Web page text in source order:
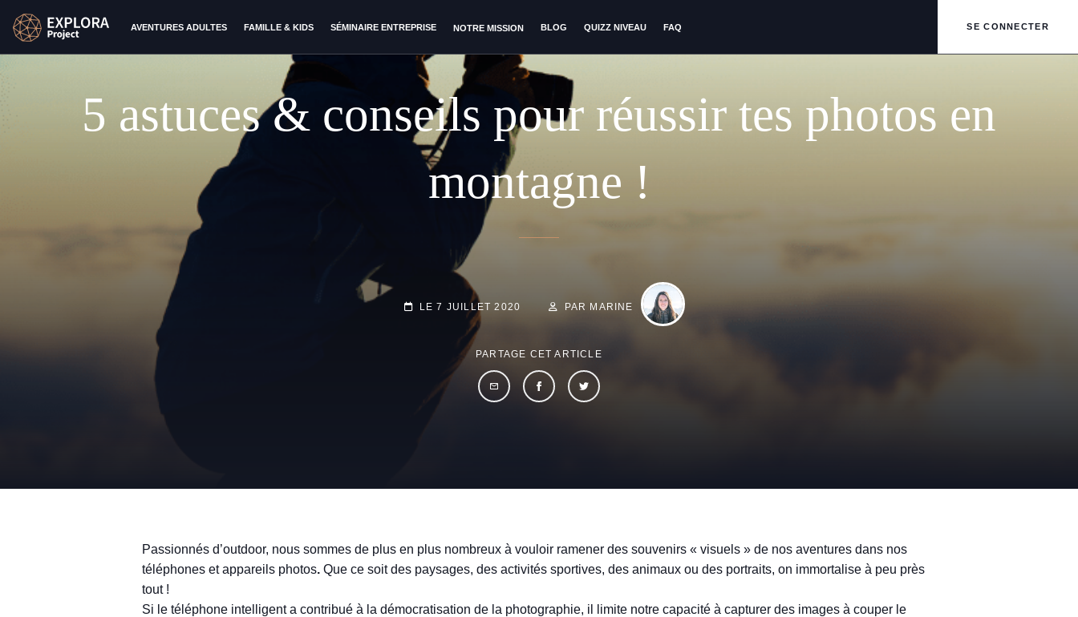
AVENTURES ADULTES FAMILLE & KIDS SÉMINAIRE ENTREPRISE NOTRE MISSION BLOG QUIZZ NIVEAU FAQ SE CONNECTER
5 astuces & conseils pour réussir tes photos en
montagne !
POSTED-
LE7 JUILLET 2020 PAR MARINE
PARTAGE CET ARTICLE
Passionnés d’outdoor, nous sommes de plus en plus nombreux à vouloir ramener des souvenirs « visuels » de nos aventures dans nos
téléphones et appareils photos. Que ce soit des paysages, des activités sportives, des animaux ou des portraits, on immortalise à peu près
tout !
Si le téléphone intelligent a contribué à la démocratisation de la photographie, il limite notre capacité à capturer des images à couper le